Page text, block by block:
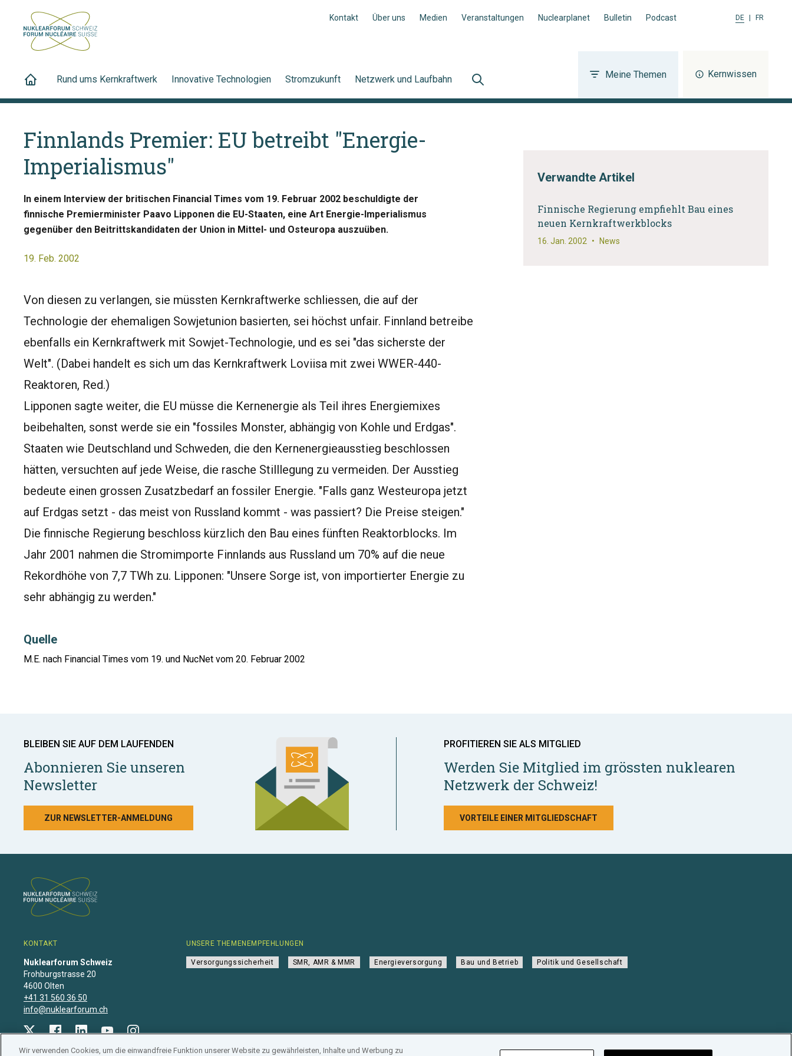
Kontakt Über uns Medien Veranstaltungen Nuclearplanet Bulletin Podcast DE FR
Rund ums Kernkraftwerk Innovative Technologien Stromzukunft Netzwerk und Laufbahn Meine Themen Kernwissen
Finnlands Premier: EU betreibt "Energie-
Imperialismus"
In einem Interview der britischen Financial Times vom 19. Februar 2002 beschuldigte der
finnische Premierminister Paavo Lipponen die EU-Staaten, eine Art Energie-Imperialismus
gegenüber den Beitrittskandidaten der Union in Mittel- und Osteuropa auszuüben.
19. Feb. 2002
Von diesen zu verlangen, sie müssten Kernkraftwerke schliessen, die auf der
Technologie der ehemaligen Sowjetunion basierten, sei höchst unfair. Finnland betreibe
ebenfalls ein Kernkraftwerk mit Sowjet-Technologie, und es sei "das sicherste der
Welt". (Dabei handelt es sich um das Kernkraftwerk Loviisa mit zwei WWER-440-
Reaktoren, Red.)
Lipponen sagte weiter, die EU müsse die Kernenergie als Teil ihres Energiemixes
beibehalten, sonst werde sie ein "fossiles Monster, abhängig von Kohle und Erdgas".
Staaten wie Deutschland und Schweden, die den Kernenergieausstieg beschlossen
hätten, versuchten auf jede Weise, die rasche Stilllegung zu vermeiden. Der Ausstieg
bedeute einen grossen Zusatzbedarf an fossiler Energie. "Falls ganz Westeuropa jetzt
auf Erdgas setzt - das meist von Russland kommt - was passiert? Die Preise steigen."
Die finnische Regierung beschloss kürzlich den Bau eines fünften Reaktorblocks. Im
Jahr 2001 nahmen die Stromimporte Finnlands aus Russland um 70% auf die neue
Rekordhöhe von 7,7 TWh zu. Lipponen: "Unsere Sorge ist, von importierter Energie zu
sehr abhängig zu werden."
Quelle
M.E. nach Financial Times vom 19. und NucNet vom 20. Februar 2002
Verwandte Artikel
Finnische Regierung empfiehlt Bau eines
neuen Kernkraftwerkblocks
16. Jan. 2002 • News
BLEIBEN SIE AUF DEM LAUFENDEN
Abonnieren Sie unseren
Newsletter
ZUR NEWSLETTER-ANMELDUNG
PROFITIEREN SIE ALS MITGLIED
Werden Sie Mitglied im grössten nuklearen
Netzwerk der Schweiz!
VORTEILE EINER MITGLIEDSCHAFT
KONTAKT
Nuklearforum Schweiz
Frohburgstrasse 20
4600 Olten
+41 31 560 36 50
info@nuklearforum.ch
UNSERE THEMENEMPFEHLUNGEN
Versorgungssicherheit SMR, AMR & MMR Energieversorgung Bau und Betrieb Politik und Gesellschaft
Wir verwenden Cookies, um die einwandfreie Funktion unserer Website zu gewährleisten, Inhalte und Werbung zu